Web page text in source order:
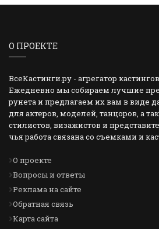
О ПРОЕКТЕ
ВсеКастинги.ру - агрегатор
Ежедневно мы собираем лучшие
рунета и предлагаем их вам в виде
для актеров, моделей, танцоров, а
стилистов, визажистов и
чья работа связана со съемками и
О проекте
Вопросы и ответы
Реклама на сайте
Обратная связь
Карта сайта